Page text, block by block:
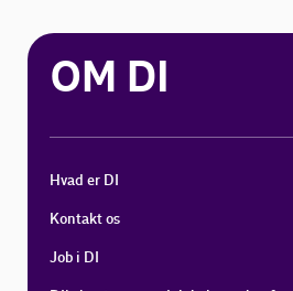
OM DI
Hvad er DI
Kontakt os
Job i DI